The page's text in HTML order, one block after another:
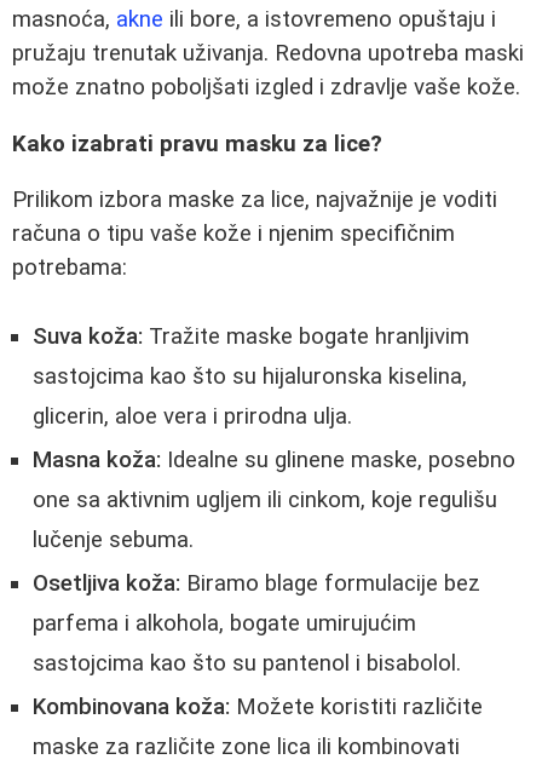
masnoća, akne ili bore, a istovremeno opuštaju i
pružaju trenutak uživanja. Redovna upotreba maski
može znatno poboljšati izgled i zdravlje vaše kože.
Kako izabrati pravu masku za lice?
Prilikom izbora maske za lice, najvažnije je voditi
računa o tipu vaše kože i njenim specifičnim
potrebama:
Suva koža: Tražite maske bogate hranljivim
sastojcima kao što su hijaluronska kiselina,
glicerin, aloe vera i prirodna ulja.
Masna koža: Idealne su glinene maske, posebno
one sa aktivnim ugljem ili cinkom, koje regulišu
lučenje sebuma.
Osetljiva koža: Biramo blage formulacije bez
parfema i alkohola, bogate umirujućim
sastojcima kao što su pantenol i bisabolol.
Kombinovana koža: Možete koristiti različite
maske za različite zone lica ili kombinovati